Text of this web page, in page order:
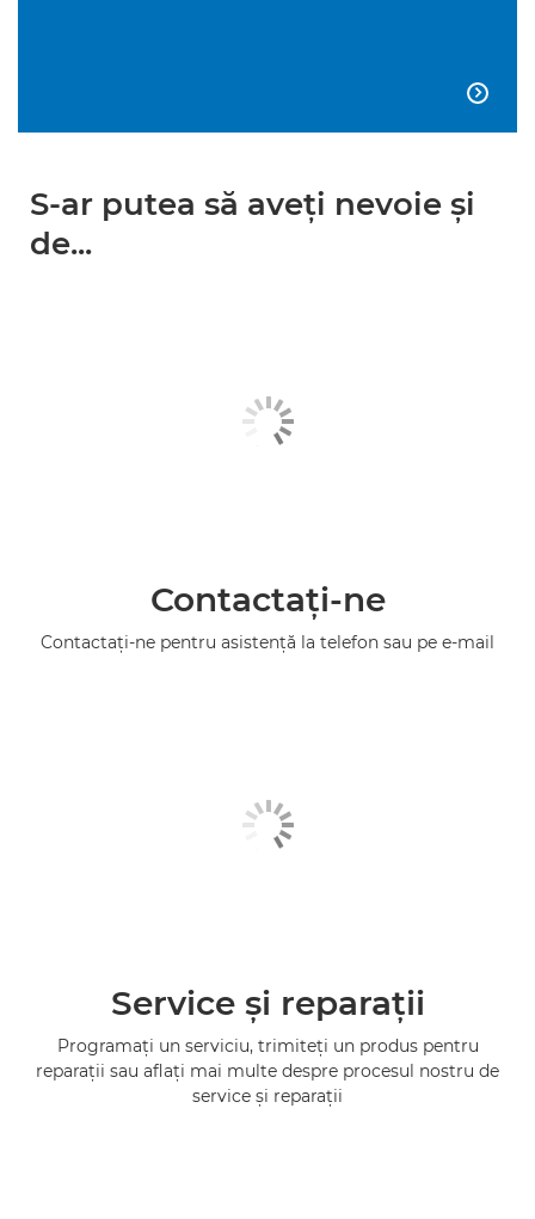

S-ar putea să aveţi nevoie şi
de...
Contactaţi-ne
Contactaţi-ne pentru asistenţă la telefon sau pe e-mail
Service şi reparaţii
Programaţi un serviciu, trimiteţi un produs pentru
reparaţii sau aflaţi mai multe despre procesul nostru de
service şi reparaţii